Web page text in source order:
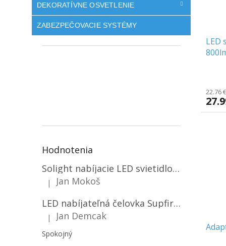
DEKORATÍVNE OSVETLENIE
ZABEZPEČOVACIE SYSTÉMY
Hodnotenia
Solight nabíjacie LED svietidlo, 600lm, 2200mAh Li-Ion, USB nabíjanie [WN22]
Hodnotenie produktu je 5 z 5 hviezdičiek.
|
Jan Mokoš
LED nabíjateľná čelovka Supfire HL06, 3 módy + SOS + senzor, nabíjanie cez Micro-USB, 5W, 500lm, 300m
Hodnotenie produktu je 5 z 5 hviezdičiek.
| Jan Demcak
Spokojný
LED
22.76